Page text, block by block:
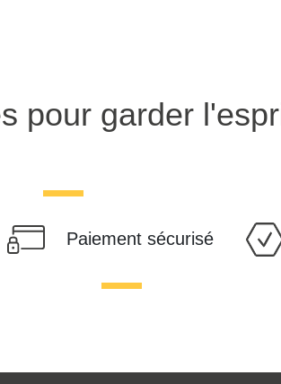
pour garder
Paiement sécurisé